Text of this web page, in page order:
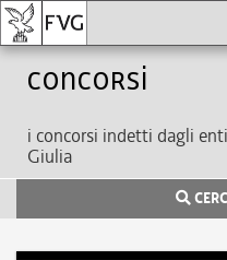
Concorsi
i concorsi indetti dagli
Giulia